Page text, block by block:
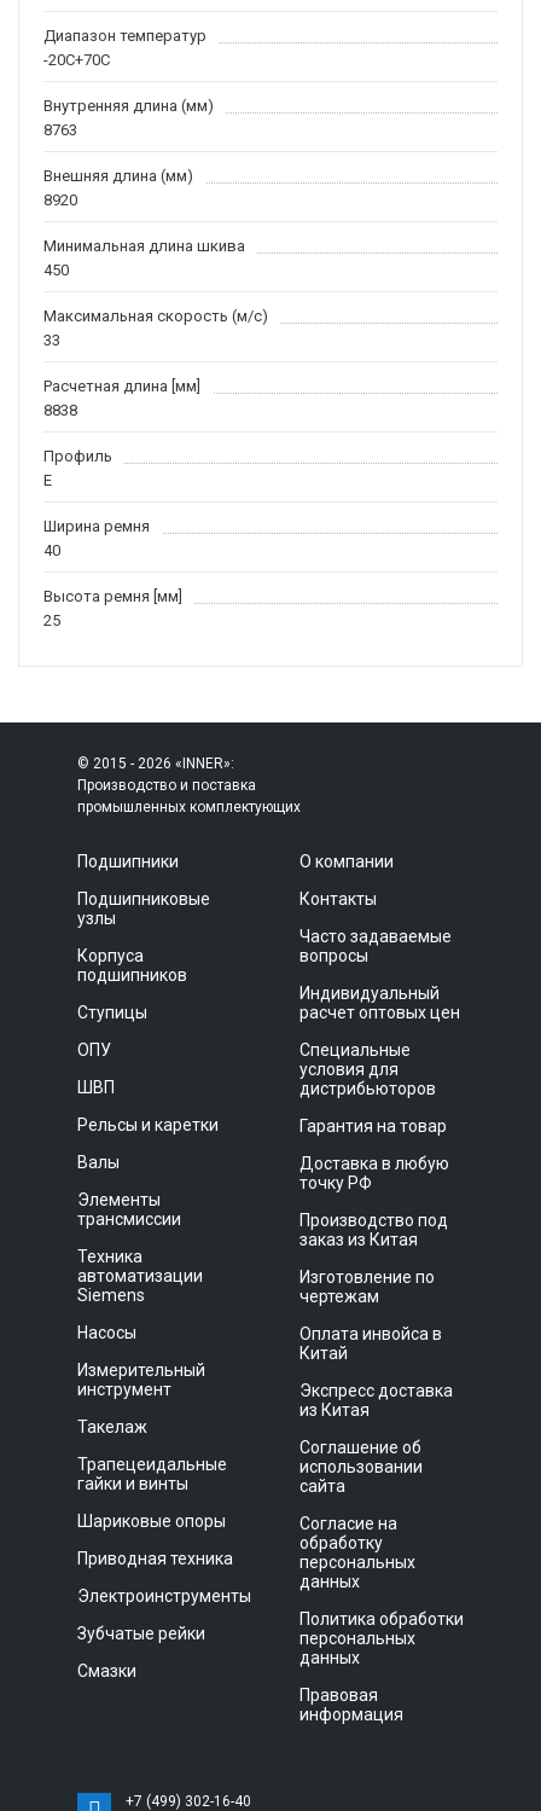
Диапазон температур
-20С+70С
Внутренняя длина (мм)
8763
Внешняя длина (мм)
8920
Минимальная длина шкива
450
Максимальная скорость (м/c)
33
Расчетная длина [мм]
8838
Профиль
E
Ширина ремня
40
Высота ремня [мм]
25
© 2015 - 2026 «INNER»:
Производство и поставка
промышленных комплектующих
Подшипники
Подшипниковые
узлы
Корпуса
подшипников
Ступицы
ОПУ
ШВП
Рельсы и каретки
Валы
Элементы
трансмиссии
Техника
автоматизации
Siemens
Насосы
Измерительный
инструмент
Такелаж
Трапецеидальные
гайки и винты
Шариковые опоры
Приводная техника
Электроинструменты
Зубчатые рейки
Смазки
О компании
Контакты
Часто задаваемые
вопросы
Индивидуальный
расчет оптовых цен
Специальные
условия для
дистрибьюторов
Гарантия на товар
Доставка в любую
точку РФ
Производство под
заказ из Китая
Изготовление по
чертежам
Оплата инвойса в
Китай
Экспресс доставка
из Китая
Соглашение об
использовании
сайта
Согласие на
обработку
персональных
данных
Политика обработки
персональных
данных
Правовая
информация
+7 (499) 302-16-40